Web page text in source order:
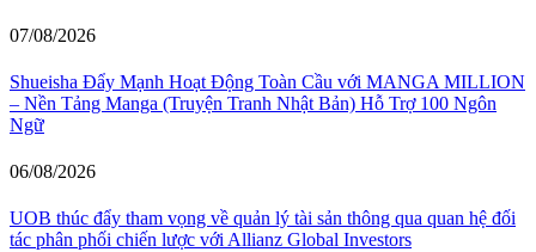
07/08/2026
Shueisha Đẩy Mạnh Hoạt Động Toàn Cầu với MANGA MILLION
– Nền Tảng Manga (Truyện Tranh Nhật Bản) Hỗ Trợ 100 Ngôn
Ngữ
06/08/2026
UOB thúc đẩy tham vọng về quản lý tài sản thông qua quan hệ đối
tác phân phối chiến lược với Allianz Global Investors